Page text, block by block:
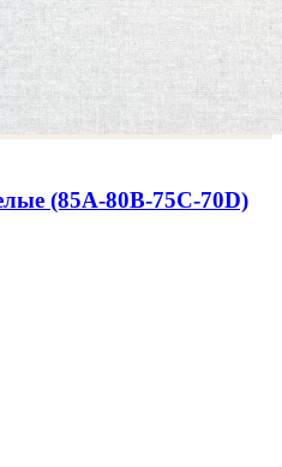
(85А-80В-75C-70D)